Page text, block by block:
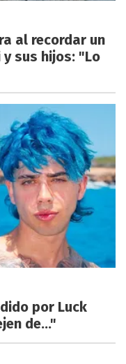
al recordar un
sus hijos: "Lo
por Luck
de..."